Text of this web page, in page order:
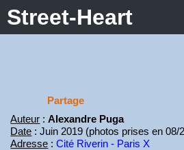
Street-Heart
Partage
Auteur :Alexandre Puga
Date : Juin 2019 (photos prises en 08/
Adresse :Cité Riverin - Paris X